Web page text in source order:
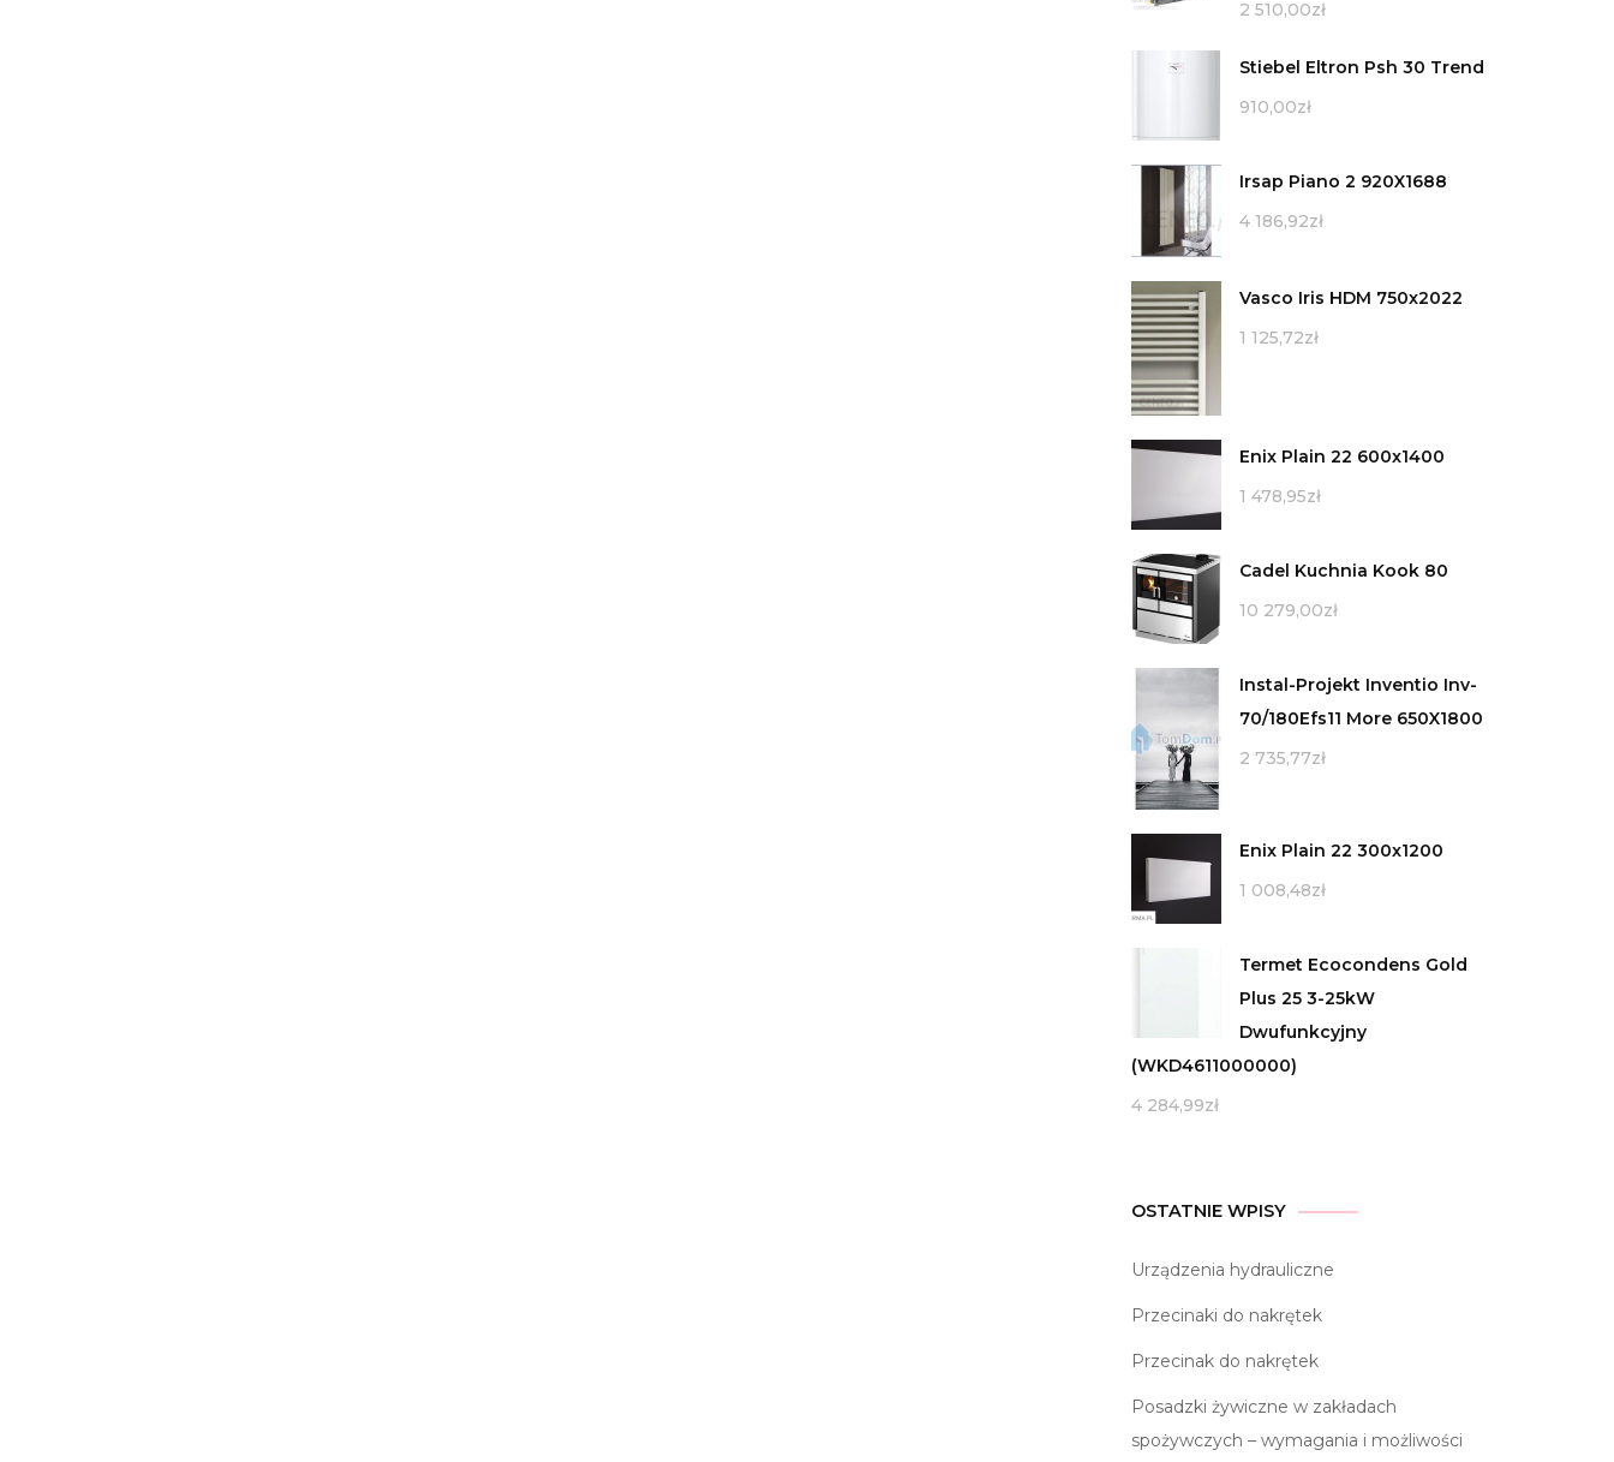
2 510,00zł
Stiebel Eltron Psh 30 Trend
910,00zł
Irsap Piano 2 920X1688
4 186,92zł
Vasco Iris HDM 750x2022
1 125,72zł
Enix Plain 22 600x1400
1 478,95zł
Cadel Kuchnia Kook 80
10 279,00zł
Instal-Projekt Inventio Inv-
70/180Efs11 More 650X1800
2 735,77zł
Enix Plain 22 300x1200
1 008,48zł
Termet Ecocondens Gold
Plus 25 3-25kW
Dwufunkcyjny
(WKD4611000000)
4 284,99zł
OSTATNIE WPISY
Urządzenia hydrauliczne
Przecinaki do nakrętek
Przecinak do nakrętek
Posadzki żywiczne w zakładach
spożywczych – wymagania i możliwości